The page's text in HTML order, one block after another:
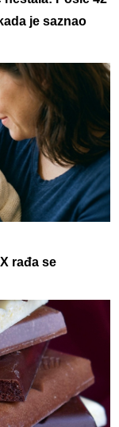
je saznao
rađa se